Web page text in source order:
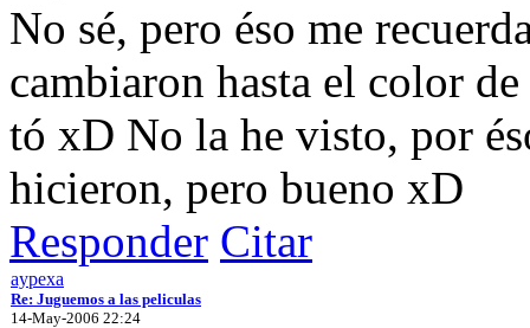
No sé, pero éso me
cambiaron hasta el color
tó xD No la he visto, por
hicieron, pero bueno xD
Responder Citar
aypexa
Re: Juguemos a las peliculas
14-May-2006 22:24